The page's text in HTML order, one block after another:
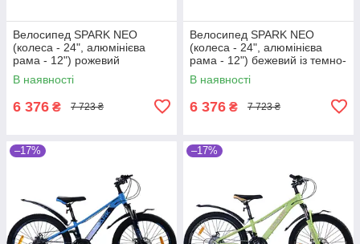
Велосипед SPARK NEO
(колеса - 24", алюмінієва
рама - 12") рожевий
В наявності
6 376 ₴ 7 723 ₴
Велосипед SPARK NEO
(колеса - 24", алюмінієва
рама - 12") бежевий із темно-
синім
В наявності
6 376 ₴ 7 723 ₴
–17% –17%